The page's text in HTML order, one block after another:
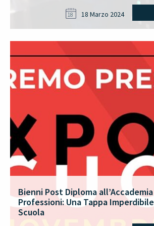
18 18 Marzo 2024
Bienni Post Diploma
Professioni: Una Tappa
Scuola